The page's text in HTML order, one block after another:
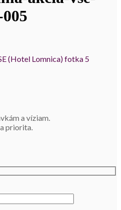
a víziam.
priorita.